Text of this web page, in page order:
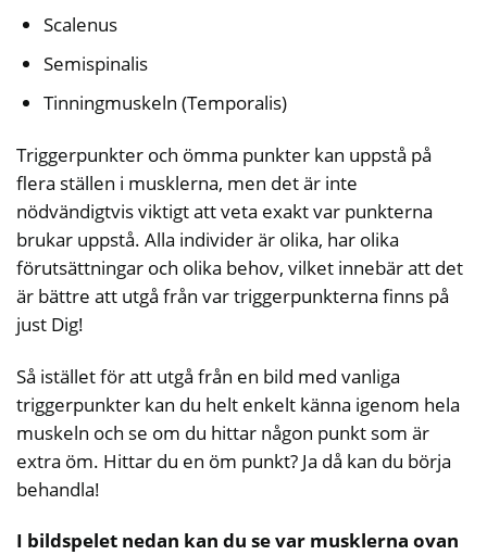
Scalenus
Semispinalis
Tinningmuskeln (Temporalis)
Triggerpunkter och ömma punkter kan uppstå på
flera ställen i musklerna, men det är inte
nödvändigtvis viktigt att veta exakt var punkterna
brukar uppstå. Alla individer är olika, har olika
förutsättningar och olika behov, vilket innebär att det
är bättre att utgå från var triggerpunkterna finns på
just Dig!
Så istället för att utgå från en bild med vanliga
triggerpunkter kan du helt enkelt känna igenom hela
muskeln och se om du hittar någon punkt som är
extra öm. Hittar du en öm punkt? Ja då kan du börja
behandla!
I bildspelet nedan kan du se var musklerna ovan